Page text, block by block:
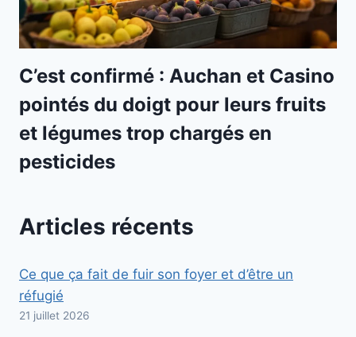
C’est confirmé : Auchan et Casino
pointés du doigt pour leurs fruits
et légumes trop chargés en
pesticides
Articles récents
Ce que ça fait de fuir son foyer et d’être un
réfugié
21 juillet 2026